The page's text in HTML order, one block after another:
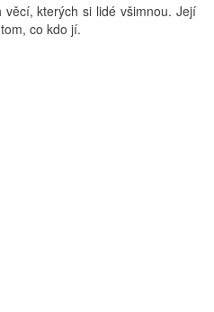
kterých si lidé všimnou. Její
co kdo jí.